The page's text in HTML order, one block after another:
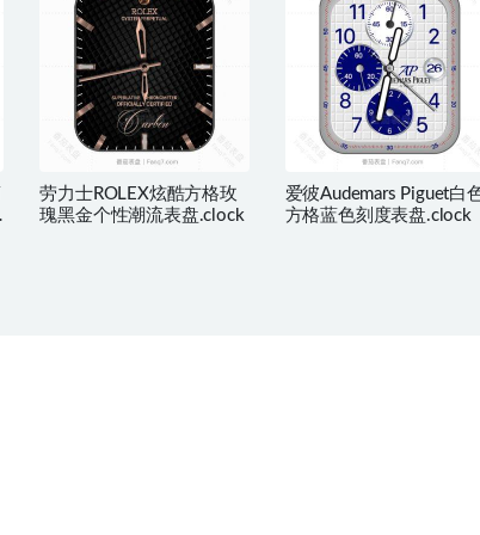
劳力士ROLEX炫酷方格玫
瑰黑金个性潮流表盘.clock
爱彼Audemars Piguet白
方格蓝色刻度表盘.clock